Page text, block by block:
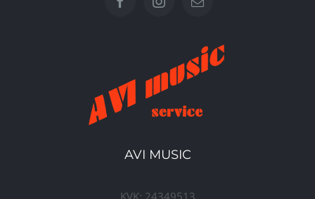
AVI MUSIC
KVK: 24349513